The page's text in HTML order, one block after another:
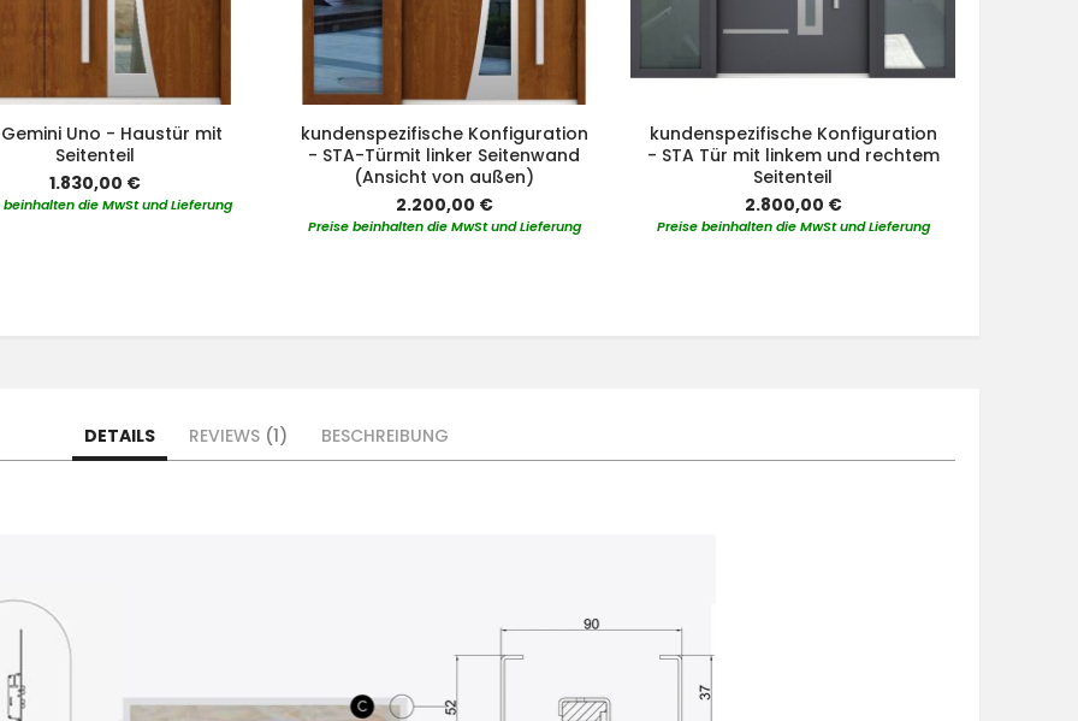
Uno - Haustür mit
Seitenteil
1.830,00 €
beinhalten die MwSt und Lieferung
kundenspezifische Konfiguration
- STA-Türmit linker Seitenwand
(Ansicht von außen)
2.200,00 €
Preise beinhalten die MwSt und Lieferung
kundenspezifische Konfiguration
- STA Tür mit linkem und rechtem
Seitenteil
2.800,00 €
Preise beinhalten die MwSt und Lieferung
DETAILS REVIEWS 1 BESCHREIBUNG